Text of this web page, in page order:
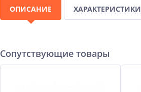
ОПИСАНИЕ ХАРАКТЕРИСТИКИ
Сопутствующие товары